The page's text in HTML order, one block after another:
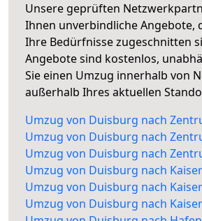
Unsere geprüften
Ihnen unverbindliche Angebote,
Ihre Bedürfnisse zugeschnitten
Angebote sind kostenlos,
Sie einen Umzug innerhalb von
außerhalb Ihres aktuellen
Umzug von Duisburg nach
Umzug von Duisburg nach
Umzug von Duisburg nach
Umzug von Duisburg nach
Umzug von Duisburg nach
Umzug von Duisburg nach